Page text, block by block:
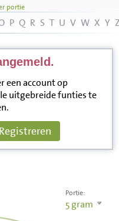
portie
P Q R S T U V W X Y
een account op
uitgebreide funties te
Registreren
Portie:
5gram